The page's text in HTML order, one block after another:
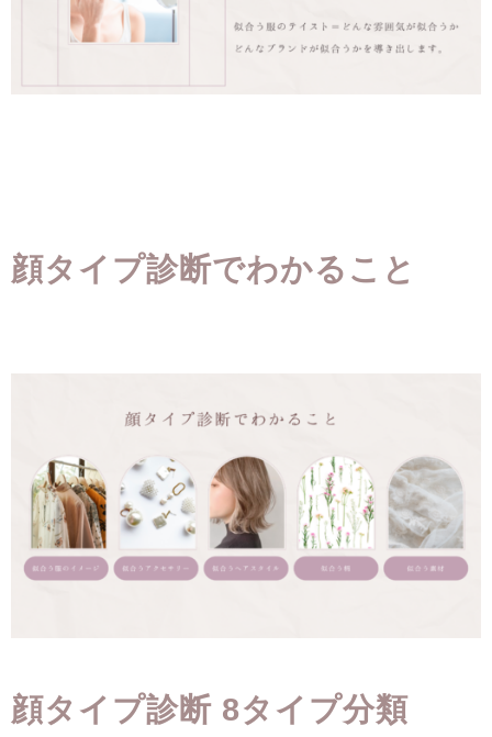
顔タイプ診断でわかること
顔タイプ診断 8タイプ分類